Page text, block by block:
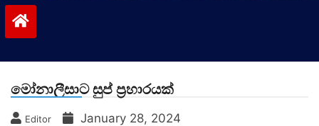
මෝනාලීසාට සුප් ප්‍රහාරයක්
Editor January 28, 2024